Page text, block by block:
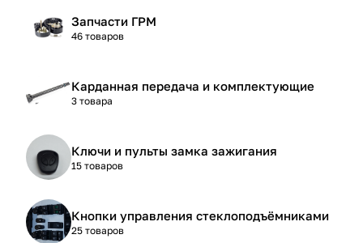
Запчасти ГРМ
46 товаров
Карданная передача и комплектующие
3 товара
Ключи и пульты замка зажигания
15 товаров
Кнопки управления стеклоподъёмниками
25 товаров